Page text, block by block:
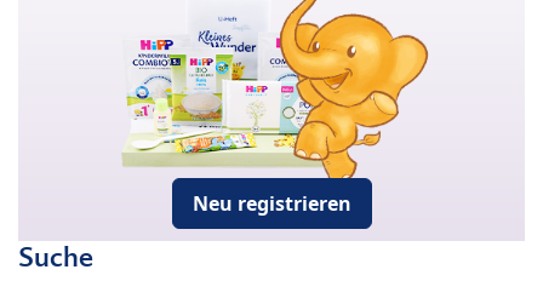
Neu registrieren
Suche